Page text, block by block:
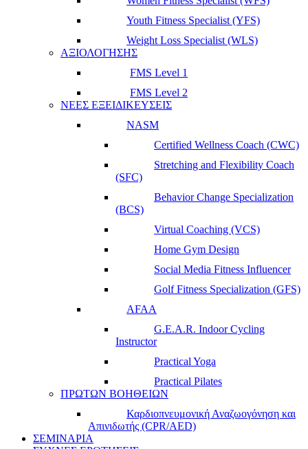
Youth Fitness Specialist (YFS)
Weight Loss Specialist (WLS)
ΑΞΙΟΛΟΓΗΣΗΣ
FMS Level 1
FMS Level 2
ΝΕΕΣ ΕΞΕΙΔΙΚΕΥΣΕΙΣ
NASM
Certified Wellness Coach (CWC)
Stretching and Flexibility Coach
(SFC)
Behavior Change Specialization
(BCS)
Virtual Coaching (VCS)
Home Gym Design
Social Media Fitness Influencer
Golf Fitness Specialization (GFS)
AFAA
G.E.A.R. Indoor Cycling
Instructor
Practical Yoga
Practical Pilates
ΠΡΩΤΩΝ ΒΟΗΘΕΙΩΝ
Καρδιοπνευμονική Αναζωογόνηση και
Απινιδωτής (CPR/AED)
ΣΕΜΙΝΑΡΙΑ